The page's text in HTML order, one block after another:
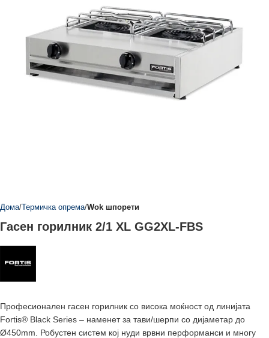
Дома Термичка опрема Wok шпорети
Гасен горилник 2/1 XL GG2XL-FBS
Професионален гасен горилник со висока моќност од линијата
Fortis® Black Series – наменет за тави/шерпи со дијаметар до
Ø450mm. Робустен систем кој нуди врвни перформанси и многу